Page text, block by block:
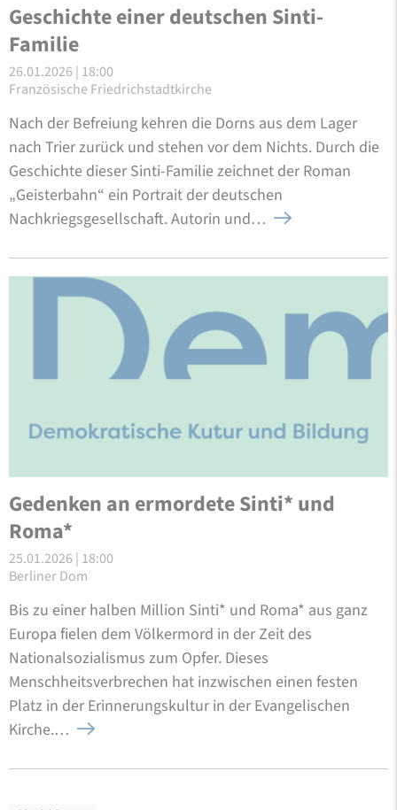
Geschichte einer deutschen Sinti-
Familie
26.01.2026 | 18:00
Französische Friedrichstadtkirche
Nach der Befreiung kehren die Dorns aus dem Lager
nach Trier zurück und stehen vor dem Nichts. Durch die
Geschichte dieser Sinti-Familie zeichnet der Roman
„Geisterbahn“ ein Portrait der deutschen
Nachkriegsgesellschaft. Autorin und…
Gedenken an ermordete Sinti* und
Roma*
25.01.2026 | 18:00
Berliner Dom
Bis zu einer halben Million Sinti* und Roma* aus ganz
Europa fielen dem Völkermord in der Zeit des
Nationalsozialismus zum Opfer. Dieses
Menschheitsverbrechen hat inzwischen einen festen
Platz in der Erinnerungskultur in der Evangelischen
Kirche.…